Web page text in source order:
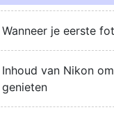
Wanneer je eerste
Inhoud van Nikon
genieten